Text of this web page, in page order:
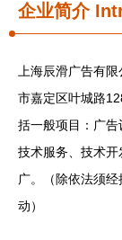
企业简介
上海辰滑广告有
市嘉定区叶城路
括一般项目：广告
技术服务、技术
广。（除依法须
动）